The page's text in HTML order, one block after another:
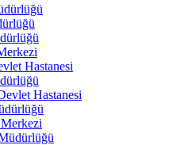
Hastanesi
Hastanesi
Merkezi